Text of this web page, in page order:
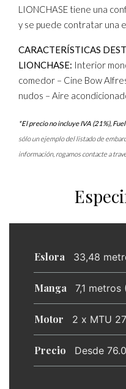
LIONCHASE tiene una
y se puede contratar una
CARACTERÍSTICAS
LIONCHASE: Interior
comedor – Cine Bow
nudos – Aire
*El precio no incluye IVA (21%),
sólo un ejemplo del listado de
información, rogamos contacte a
Eslora 33,48
Manga 7,1 metros
Motor 2 x MTU
Precio Desde